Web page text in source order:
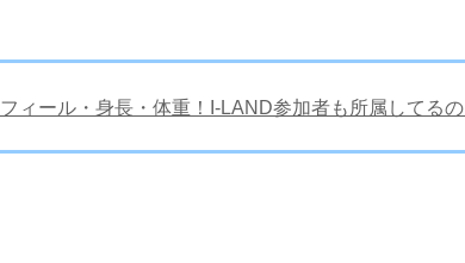
ィール・身長・体重！I-LAND参加者も所属してるの